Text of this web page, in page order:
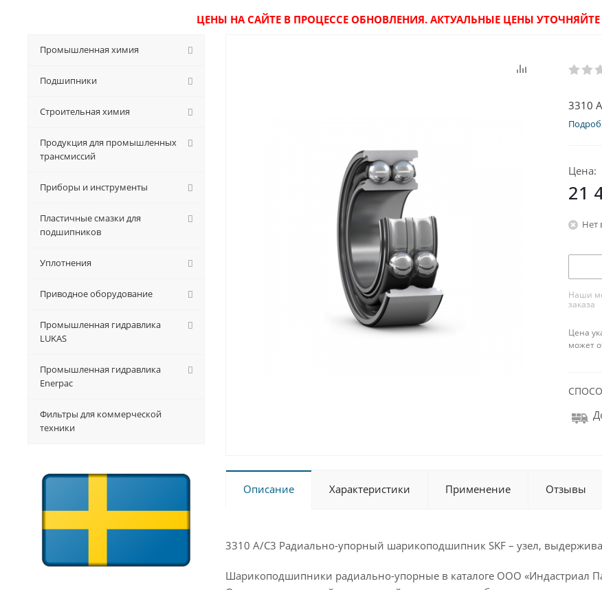
ЦЕНЫ НА САЙТЕ В ПРОЦЕССЕ ОБНОВЛЕНИЯ. АКТУАЛЬНЫЕ ЦЕНЫ
3310
Цена:
21
Нет
Наши
заказа
Цена
может
Описание Характеристики Применение Отзывы
3310 A/C3 Радиально-упорный шарикоподшипник SKF – узел,
Шарикоподшипники радиально-упорные в каталоге ООО «Индастриал
Промышленная химия
Подшипники
Строительная химия
Продукция для промышленных
трансмиссий
Приборы и инструменты
Пластичные смазки для
подшипников
Уплотнения
Приводное оборудование
Промышленная гидравлика
LUKAS
Промышленная гидравлика
Enerpac
Фильтры для коммерческой
техники